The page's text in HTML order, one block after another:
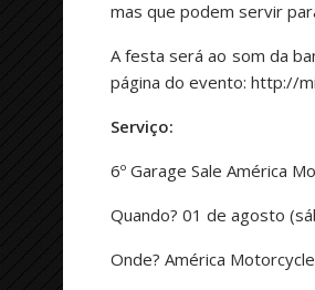
mas que podem servir
A festa será ao som da
página do evento: http://
Serviço:
6º Garage Sale América
Quando? 01 de agosto
Onde? América